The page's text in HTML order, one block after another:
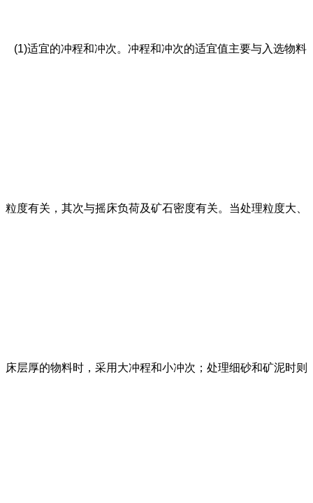
(1)适宜的冲程和冲次。冲程和冲次的适宜值主要与入选物料
粒度有关，其次与摇床负荷及矿石密度有关。当处理粒度大、
床层厚的物料时，采用大冲程和小冲次；处理细砂和矿泥时则